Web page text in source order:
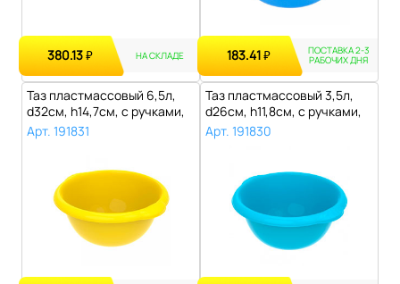
380.13₽ НА СКЛАДЕ 183.41₽ ПОСТАВКА 2-3
РАБОЧИХ ДНЯ
Таз пластмассовый 6,5л,
d32см, h14,7см, с ручками,
цвет..
Арт. 191831
Таз пластмассовый 3,5л,
d26см, h11,8см, с ручками,
цвет..
Арт. 191830